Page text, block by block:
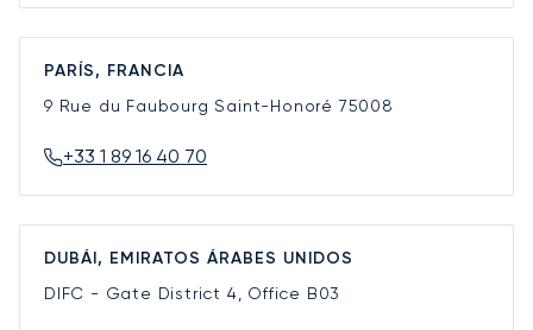
PARÍS, FRANCIA
9 Rue du Faubourg Saint-Honoré 75008
+33 1 89 16 40 70
DUBÁI, EMIRATOS ÁRABES UNIDOS
DIFC - Gate District 4, Office B03